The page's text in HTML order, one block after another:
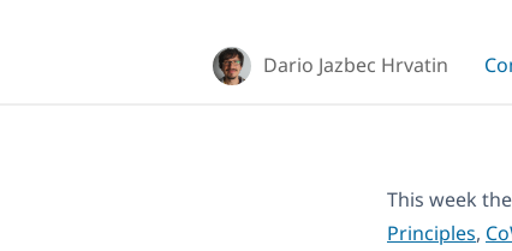
Dario Jazbec Hrvatin
This week
Principles,